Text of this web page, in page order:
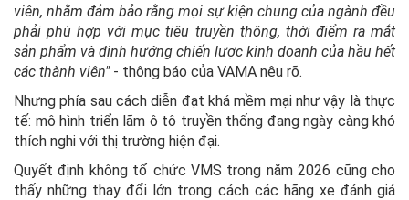
viên, nhằm đảm bảo rằng mọi sự kiện chung của ngành đều
phải phù hợp với mục tiêu truyền thông, thời điểm ra mắt
sản phẩm và định hướng chiến lược kinh doanh của hầu hết
các thành viên"- thông báo của VAMA nêu rõ.
Nhưng phía sau cách diễn đạt khá mềm mại như vậy là thực
tế: mô hình triển lãm ô tô truyền thống đang ngày càng khó
thích nghi với thị trường hiện đại.
Quyết định không tổ chức VMS trong năm 2026 cũng cho
thấy những thay đổi lớn trong cách các hãng xe đánh giá